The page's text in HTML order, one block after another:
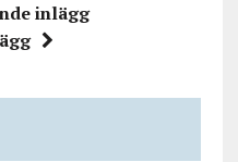
inlägg